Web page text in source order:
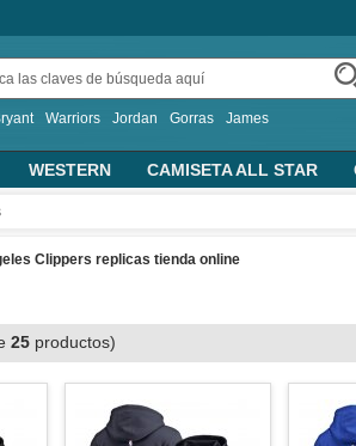
Warriors Jordan Gorras James
WESTERN CAMISETA ALL STAR
BASKET
Clippers replicas tienda online
25 productos)